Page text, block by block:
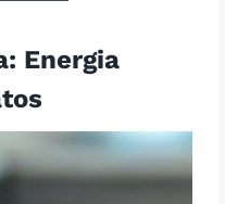
Energia